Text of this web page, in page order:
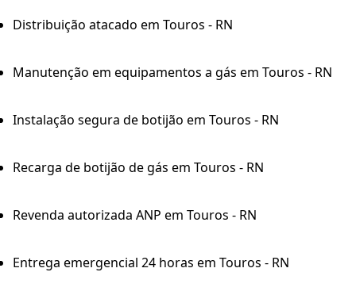
Distribuição atacado em Touros - RN
Manutenção em equipamentos a gás em Touros - RN
Instalação segura de botijão em Touros - RN
Recarga de botijão de gás em Touros - RN
Revenda autorizada ANP em Touros - RN
Entrega emergencial 24 horas em Touros - RN